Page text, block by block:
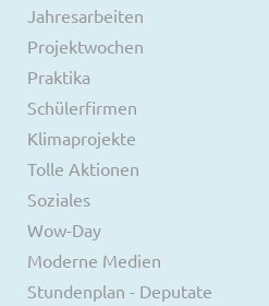
Jahresarbeiten
Projektwochen
Praktika
Schülerfirmen
Klimaprojekte
Tolle Aktionen
Soziales
Wow-Day
Moderne Medien
Stundenplan - Deputate